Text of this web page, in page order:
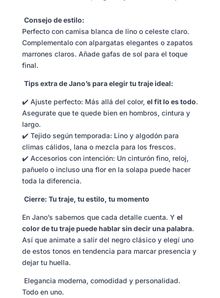
Consejo de estilo:
Perfecto con camisa blanca de lino o celeste claro.
Complementalo con alpargatas elegantes o zapatos
marrones claros. Añade gafas de sol para el toque
final.
Tips extra de Jano’s para elegir tu traje ideal:
✔️ Ajuste perfecto: Más allá del color, el fit lo es todo.
Asegurate que te quede bien en hombros, cintura y
largo.
✔️ Tejido según temporada: Lino y algodón para
climas cálidos, lana o mezcla para los frescos.
✔️ Accesorios con intención: Un cinturón fino, reloj,
pañuelo o incluso una flor en la solapa puede hacer
toda la diferencia.
Cierre: Tu traje, tu estilo, tu momento
En Jano’s sabemos que cada detalle cuenta. Y el
color de tu traje puede hablar sin decir una palabra.
Así que animate a salir del negro clásico y elegí uno
de estos tonos en tendencia para marcar presencia y
dejar tu huella.
Elegancia moderna, comodidad y personalidad.
Todo en uno.